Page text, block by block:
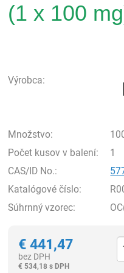
(1 x 100
Výrobca:
Množstvo:
Počet kusov v balení:
1
CAS/ID No.:
Katalógové číslo:
Súhrnný vzorec:
€ 441,47
bez DPH
€ 534,18 s DPH